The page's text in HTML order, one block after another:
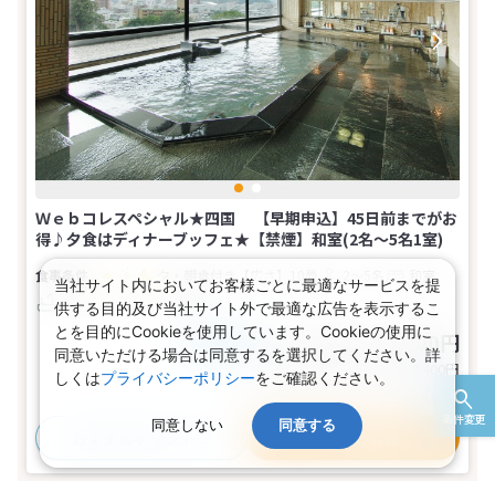
条件変更
Ｗｅｂコレスペシャル★四国 【早期申込】45日前までがお
得♪夕食はディナーブッフェ★【禁煙】和室(2名～5名1室)
夕・朝食付き【広さ】10畳
和室
バス
トイレ 禁煙
おとな1名 税込17,100～19,200円
旅行代金合計34,200〜38,400 円
(おとな2名 こども0名・1部屋/1泊2日)
おすすめポイント プランの詳細
当社サイト内においてお客様ごとに最適なサービスを提
供する目的及び当社サイト外で最適な広告を表示するこ
とを目的にCookieを使用しています。Cookieの使用に
同意いただける場合は同意するを選択してください。詳
しくはプライバシーポリシーをご確認ください。
同意しない 同意する